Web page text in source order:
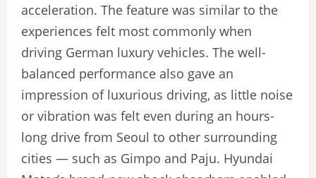
acceleration. The feature was similar to the
experiences felt most commonly when
driving German luxury vehicles. The well-
balanced performance also gave an
impression of luxurious driving, as little noise
or vibration was felt even during an hours-
long drive from Seoul to other surrounding
cities — such as Gimpo and Paju. Hyundai